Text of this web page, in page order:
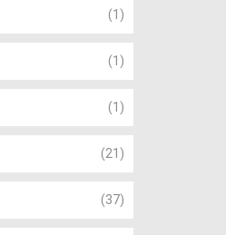
(1)
(1)
(1)
(21)
(37)